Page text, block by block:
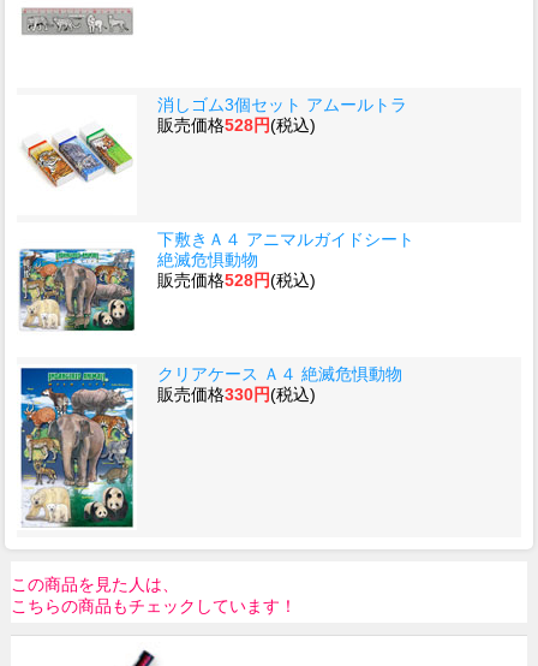
消しゴム3個セット アムールトラ
販売価格528円(税込)
下敷きＡ４ アニマルガイドシート
絶滅危惧動物
販売価格528円(税込)
クリアケース Ａ４ 絶滅危惧動物
販売価格330円(税込)
この商品を見た人は、
こちらの商品もチェックしています！